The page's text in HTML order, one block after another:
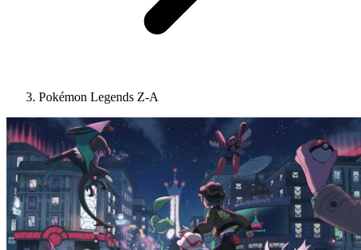
Pokémon Legends Z-A